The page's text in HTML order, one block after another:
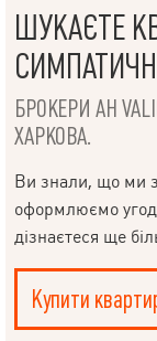
ШУКАЄТЕ
БРОКЕРИ АН
ХАРКОВА.
Ви знали, що ми
оформлюємо
дізнаєтеся ще
Купити